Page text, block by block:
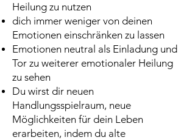
Heilung zu nutzen
dich immer weniger von deinen
Emotionen einschränken zu lassen
Emotionen neutral als Einladung und
Tor zu weiterer emotionaler Heilung
zu sehen
Du wirst dir neuen
Handlungsspielraum, neue
Möglichkeiten für dein Leben
erarbeiten, indem du alte